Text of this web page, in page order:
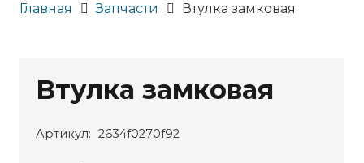
Главная Запчасти Втулка замковая
Втулка замковая
Артикул: 2634f0270f92